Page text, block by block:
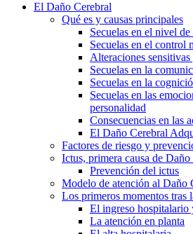
El Daño Cerebral
Qué es y causas principales
Secuelas en el nivel de
Secuelas en el control
Alteraciones sensitivas
Secuelas en la
Secuelas en la
Secuelas en las
personalidad
Consecuencias en las
El Daño Cerebral
Factores de riesgo y
Ictus, primera causa de
Prevención del ictus
Modelo de atención al Daño
Los primeros momentos tras
El ingreso
La atención en planta